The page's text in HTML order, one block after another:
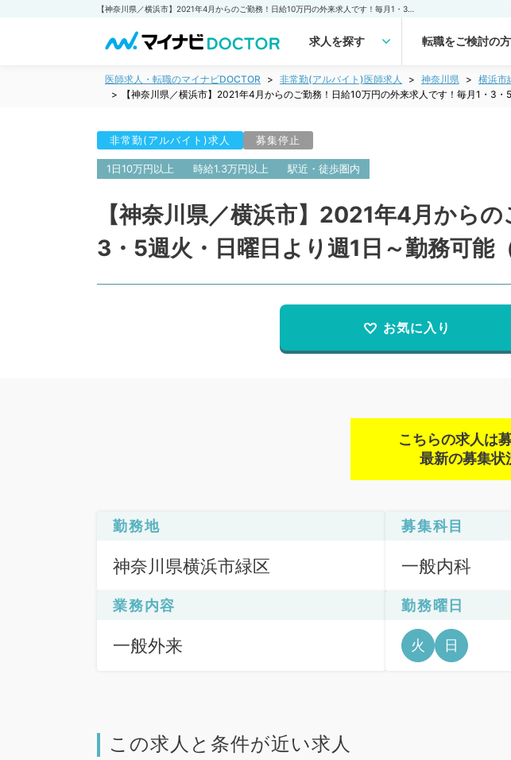
求人を探す 転職をご検討の
医師求人・転職のマイナビDOCTOR 非常勤(アルバイト)医師求人 神奈川県
横浜市
【神奈川県／横浜市】2021年4月からのご勤務！日給10万円の外来求人です！毎月1・3
非常勤(アルバイト)求人 募集停止
1日10万円以上 時給1.3万円以上 駅近・徒歩圏内
【神奈川県／横浜市】2021年4月から
3・5週火・日曜日より週1日～勤務可能
お気に入り
こちらの求人は
最新の募集状
勤務地
神奈川県横浜市緑区
募集科目
一般内科
業務内容
一般外来
勤務曜日
火 日
この求人と条件が近い求人